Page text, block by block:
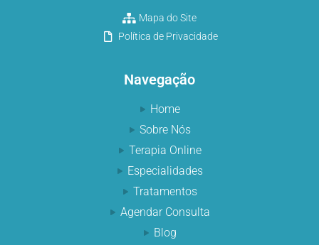
Mapa do Site
Política de Privacidade
Navegação
Home
Sobre Nós
Terapia Online
Especialidades
Tratamentos
Agendar Consulta
Blog